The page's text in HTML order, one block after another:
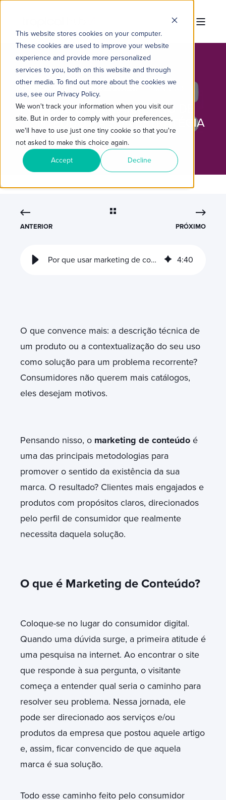
This website stores cookies on your computer.
These cookies are used to improve your website
experience and provide more personalized
services to you, both on this website and through
other media. To find out more about the cookies we
use, see our Privacy Policy.
We won't track your information when you visit our
site. But in order to comply with your preferences,
we'll have to use just one tiny cookie so that you're
not asked to make this choice again.
Accept Decline
POR QUE USAR MARKETING DE
CONTEÚDO NA SUA ESTRATÉGIA
DE CRESCIMENTO?
ANTERIOR PRÓXIMO
Por que usar marketing de conteúdo na sua estratégia de crescimento? 4:40
O que convence mais: a descrição técnica de
um produto ou a contextualização do seu uso
como solução para um problema recorrente?
Consumidores não querem mais catálogos,
eles desejam motivos.
Pensando nisso, o marketing de conteúdo é
uma das principais metodologias para
promover o sentido da existência da sua
marca. O resultado? Clientes mais engajados e
produtos com propósitos claros, direcionados
pelo perfil de consumidor que realmente
necessita daquela solução.
O que é Marketing de Conteúdo?
Coloque-se no lugar do consumidor digital.
Quando uma dúvida surge, a primeira atitude é
uma pesquisa na internet. Ao encontrar o site
que responde à sua pergunta, o visitante
começa a entender qual seria o caminho para
resolver seu problema. Nessa jornada, ele
pode ser direcionado aos serviços e/ou
produtos da empresa que postou aquele artigo
e, assim, ficar convencido de que aquela
marca é sua solução.
Todo esse caminho feito pelo consumidor